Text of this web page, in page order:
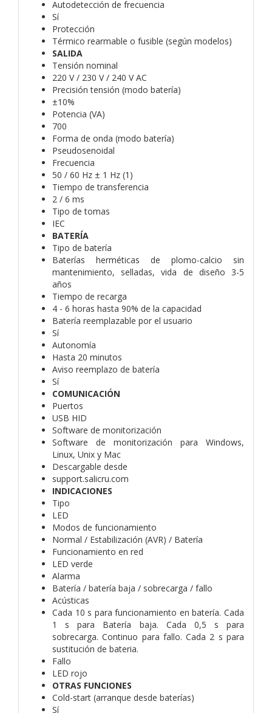
Autodetección de frecuencia
Sí
Protección
Térmico rearmable o fusible (según modelos)
SALIDA
Tensión nominal
220 V / 230 V / 240 V AC
Precisión tensión (modo batería)
±10%
Potencia (VA)
700
Forma de onda (modo batería)
Pseudosenoidal
Frecuencia
50 / 60 Hz ± 1 Hz (1)
Tiempo de transferencia
2 / 6 ms
Tipo de tomas
IEC
BATERÍA
Tipo de batería
Baterías herméticas de plomo-calcio sin
mantenimiento, selladas, vida de diseño 3-5
años
Tiempo de recarga
4 - 6 horas hasta 90% de la capacidad
Batería reemplazable por el usuario
Sí
Autonomía
Hasta 20 minutos
Aviso reemplazo de batería
Sí
COMUNICACIÓN
Puertos
USB HID
Software de monitorización
Software de monitorización para Windows,
Linux, Unix y Mac
Descargable desde
support.salicru.com
INDICACIONES
Tipo
LED
Modos de funcionamiento
Normal / Estabilización (AVR) / Batería
Funcionamiento en red
LED verde
Alarma
Batería / batería baja / sobrecarga / fallo
Acústicas
Cada 10 s para funcionamiento en batería. Cada
1 s para Batería baja. Cada 0,5 s para
sobrecarga. Continuo para fallo. Cada 2 s para
sustitución de bateria.
Fallo
LED rojo
OTRAS FUNCIONES
Cold-start (arranque desde baterías)
Sí